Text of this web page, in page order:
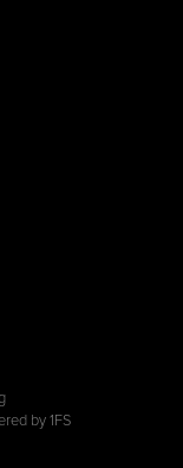
by1FS